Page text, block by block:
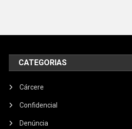
CATEGORIAS
Cárcere
Confidencial
Denúncia